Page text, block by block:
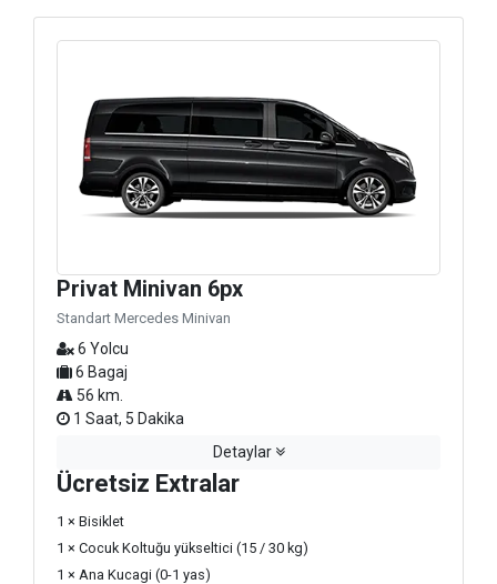
Privat Minivan 6px
Standart Mercedes Minivan
6 Yolcu
6 Bagaj
56 km.
1 Saat, 5 Dakika
Detaylar
Ücretsiz Extralar
1 × Bisiklet
1 × Cocuk Koltuğu yükseltici (15 / 30 kg)
1 × Ana Kucagi (0-1 yas)